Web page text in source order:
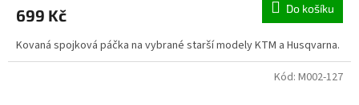
699 Kč Do košíku
Kovaná spojková páčka na vybrané starší modely KTM a Husqvarna.
Kód: M002-127